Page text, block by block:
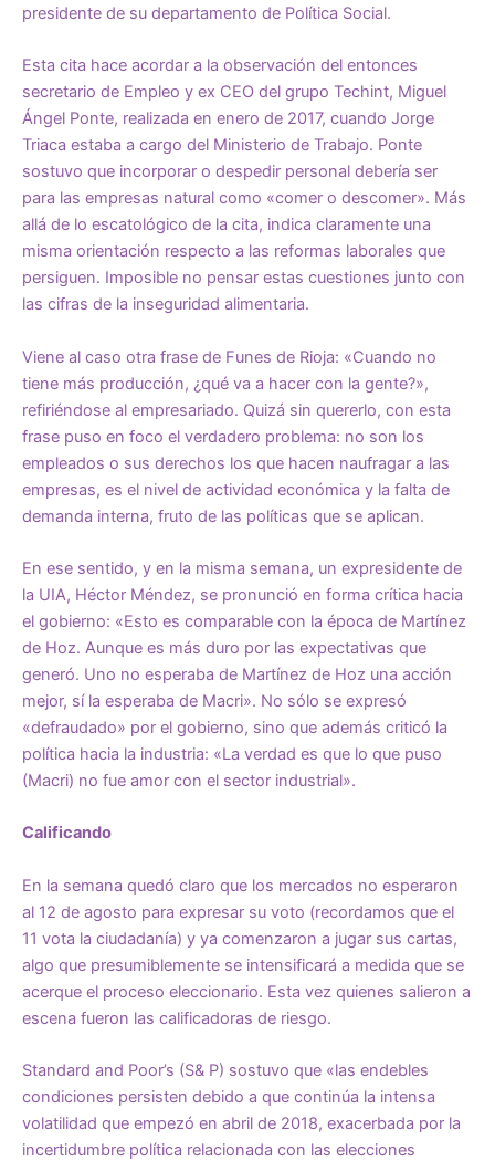
presidente de su departamento de Política Social.
Esta cita hace acordar a la observación del entonces
secretario de Empleo y ex CEO del grupo Techint, Miguel
Ángel Ponte, realizada en enero de 2017, cuando Jorge
Triaca estaba a cargo del Ministerio de Trabajo. Ponte
sostuvo que incorporar o despedir personal debería ser
para las empresas natural como «comer o descomer». Más
allá de lo escatológico de la cita, indica claramente una
misma orientación respecto a las reformas laborales que
persiguen. Imposible no pensar estas cuestiones junto con
las cifras de la inseguridad alimentaria.
Viene al caso otra frase de Funes de Rioja: «Cuando no
tiene más producción, ¿qué va a hacer con la gente?»,
refiriéndose al empresariado. Quizá sin quererlo, con esta
frase puso en foco el verdadero problema: no son los
empleados o sus derechos los que hacen naufragar a las
empresas, es el nivel de actividad económica y la falta de
demanda interna, fruto de las políticas que se aplican.
En ese sentido, y en la misma semana, un expresidente de
la UIA, Héctor Méndez, se pronunció en forma crítica hacia
el gobierno: «Esto es comparable con la época de Martínez
de Hoz. Aunque es más duro por las expectativas que
generó. Uno no esperaba de Martínez de Hoz una acción
mejor, sí la esperaba de Macri». No sólo se expresó
«defraudado» por el gobierno, sino que además criticó la
política hacia la industria: «La verdad es que lo que puso
(Macri) no fue amor con el sector industrial».
Calificando
En la semana quedó claro que los mercados no esperaron
al 12 de agosto para expresar su voto (recordamos que el
11 vota la ciudadanía) y ya comenzaron a jugar sus cartas,
algo que presumiblemente se intensificará a medida que se
acerque el proceso eleccionario. Esta vez quienes salieron a
escena fueron las calificadoras de riesgo.
Standard and Poor’s (S& P) sostuvo que «las endebles
condiciones persisten debido a que continúa la intensa
volatilidad que empezó en abril de 2018, exacerbada por la
incertidumbre política relacionada con las elecciones